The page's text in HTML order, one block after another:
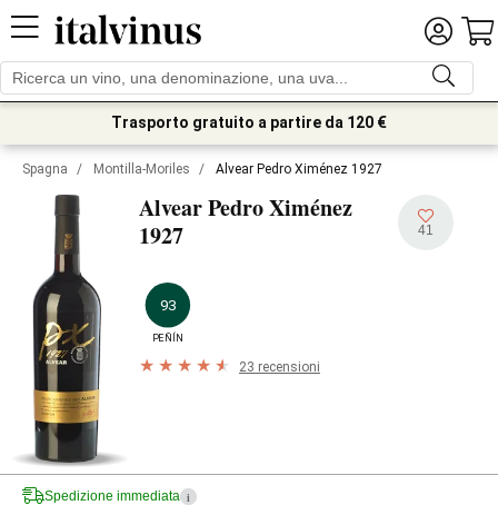
Trasporto gratuito a partire da 120 €
Spagna / Montilla-Moriles / Alvear Pedro Ximénez 1927
Alvear Pedro Ximénez
1927
41
93
PEÑÍN
23 recensioni
Spedizione immediata i